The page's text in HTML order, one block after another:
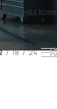
ТА ІНШІ
18 24